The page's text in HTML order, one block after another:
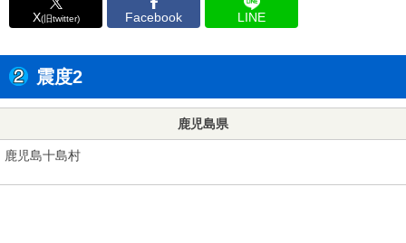
X(旧twitter) Facebook LINE
震度2
鹿児島県
鹿児島十島村